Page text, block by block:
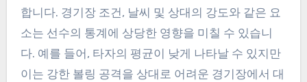
합니다. 경기장 조건, 날씨 및 상대의 강도와 같은 요
소는 선수의 통계에 상당한 영향을 미칠 수 있습니
다. 예를 들어, 타자의 평균이 낮게 나타날 수 있지만
이는 강한 볼링 공격을 상대로 어려운 경기장에서 대